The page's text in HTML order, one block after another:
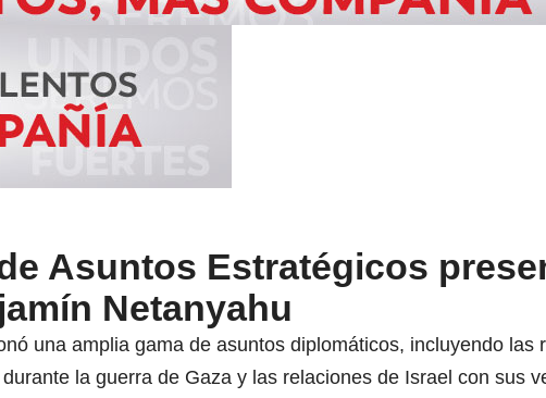
Asuntos Estratégicos
Netanyahu
una amplia gama de asuntos diplomáticos, incluyendo las
la guerra de Gaza y las relaciones de Israel con sus